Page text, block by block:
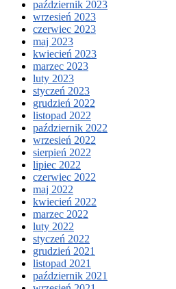
październik 2023
wrzesień 2023
czerwiec 2023
maj 2023
kwiecień 2023
marzec 2023
luty 2023
styczeń 2023
grudzień 2022
listopad 2022
październik 2022
wrzesień 2022
sierpień 2022
lipiec 2022
czerwiec 2022
maj 2022
kwiecień 2022
marzec 2022
luty 2022
styczeń 2022
grudzień 2021
listopad 2021
październik 2021